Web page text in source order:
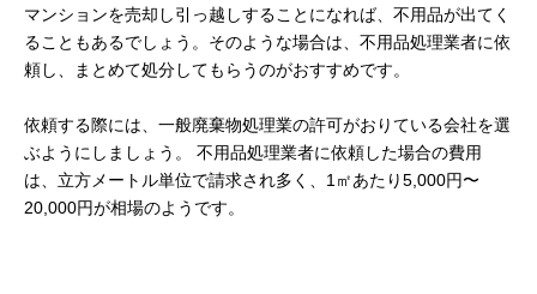
マンションを売却し引っ越しすることになれば、不用品が出てく
ることもあるでしょう。そのような場合は、不用品処理業者に依
頼し、まとめて処分してもらうのがおすすめです。
依頼する際には、一般廃棄物処理業の許可がおりている会社を選
ぶようにしましょう。 不用品処理業者に依頼した場合の費用
は、立方メートル単位で請求され多く、1㎡あたり5,000円〜
20,000円が相場のようです。